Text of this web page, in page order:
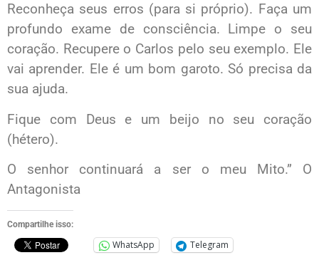
Reconheça seus erros (para si próprio). Faça um
profundo exame de consciência. Limpe o seu
coração. Recupere o Carlos pelo seu exemplo. Ele
vai aprender. Ele é um bom garoto. Só precisa da
sua ajuda.
Fique com Deus e um beijo no seu coração
(hétero).
O senhor continuará a ser o meu Mito.” O
Antagonista
Compartilhe isso:
WhatsApp Telegram